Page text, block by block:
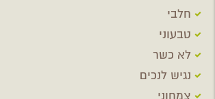
חלבי
טבעוני
לא כשר
נגיש לנכים
צמחוני